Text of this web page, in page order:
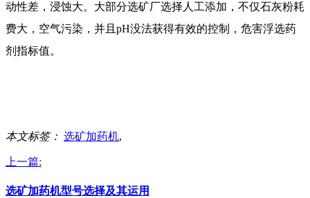
动性差，浸蚀大。大部分选矿厂选择人工添加，不仅石灰粉耗
费大，空气污染，并且pH没法获得有效的控制，危害浮选药
剂指标值。
本文标签： 选矿加药机,
上一篇:
选矿加药机型号选择及其运用